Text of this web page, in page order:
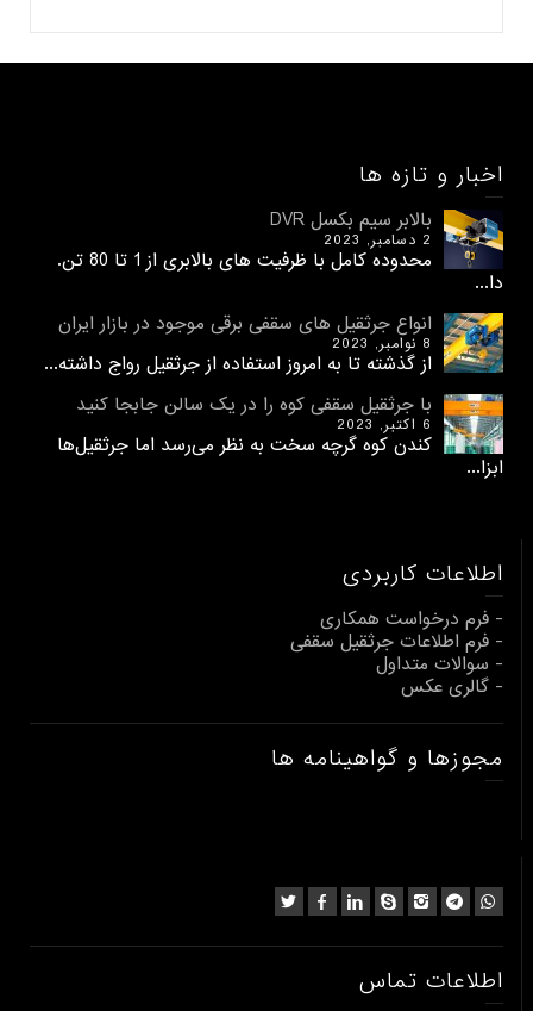
اخبار و تازه ها
بالابر سیم بکسل DVR
2 دسامبر, 2023
محدوده کامل با ظرفیت های بالابری از 1 تا 80 تن.
دا...
انواع جرثقیل های سقفی برقی موجود در بازار ایران
8 نوامبر, 2023
از گذشته تا به امروز استفاده از جرثقیل رواج داشته...
با جرثقیل سقفی کوه را در یک سالن جابجا کنید
6 اکتبر, 2023
کندن کوه گرچه سخت به نظر می‌رسد اما جرثقیل‌ها
ابزا...
اطلاعات کاربردی
- فرم درخواست همکاری
- فرم اطلاعات جرثقیل سقفی
- سوالات متداول
- گالری عکس
مجوزها و گواهینامه ها
اطلاعات تماس